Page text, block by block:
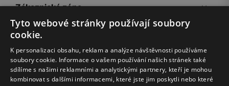
Zákaznická zóna
Společnost Wojas
Rady
Tyto webové stránky používají soubory
cookie.
K personalizaci obsahu, reklam a analýze návštěvnosti používáme
soubory cookie. Informace o vašem používání našich stránek také
sdílíme s našimi reklamními a analytickými partnery, kteří je mohou
kombinovat s dalšími informacemi, které jste jim poskytli nebo které